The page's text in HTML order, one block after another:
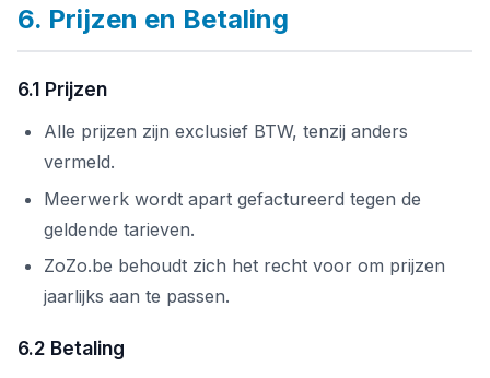
6. Prijzen en Betaling
6.1 Prijzen
Alle prijzen zijn exclusief BTW, tenzij anders
vermeld.
Meerwerk wordt apart gefactureerd tegen de
geldende tarieven.
ZoZo.be behoudt zich het recht voor om prijzen
jaarlijks aan te passen.
6.2 Betaling